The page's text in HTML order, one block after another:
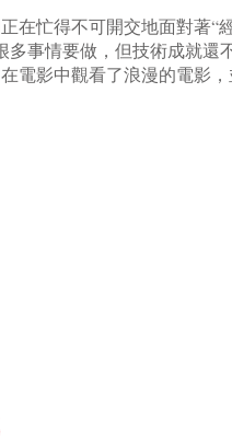
在忙得不可開交地面對著“
多事情要做，但技術成就還
電影中觀看了浪漫的電影，